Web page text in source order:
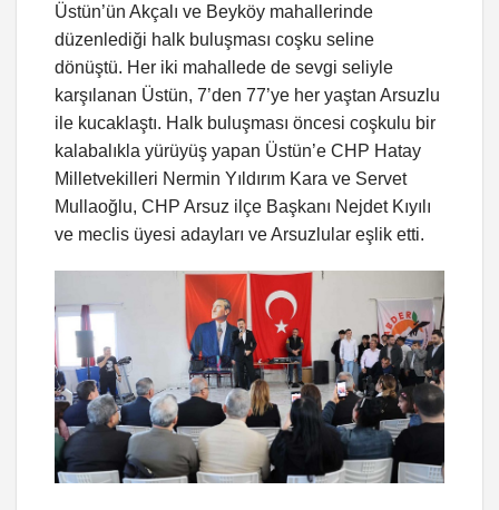
Üstün’ün Akçalı ve Beyköy mahallerinde
düzenlediği halk buluşması coşku seline
dönüştü. Her iki mahallede de sevgi seliyle
karşılanan Üstün, 7’den 77’ye her yaştan Arsuzlu
ile kucaklaştı. Halk buluşması öncesi coşkulu bir
kalabalıkla yürüyüş yapan Üstün’e CHP Hatay
Milletvekilleri Nermin Yıldırım Kara ve Servet
Mullaoğlu, CHP Arsuz ilçe Başkanı Nejdet Kıyılı
ve meclis üyesi adayları ve Arsuzlular eşlik etti.